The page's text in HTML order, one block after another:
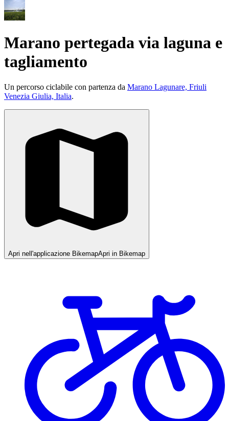
Marano pertegada via laguna e
tagliamento
Un percorso ciclabile con partenza da Marano Lagunare, Friuli
Venezia Giulia, Italia.
Apri nell'applicazione BikemapApri in Bikemap